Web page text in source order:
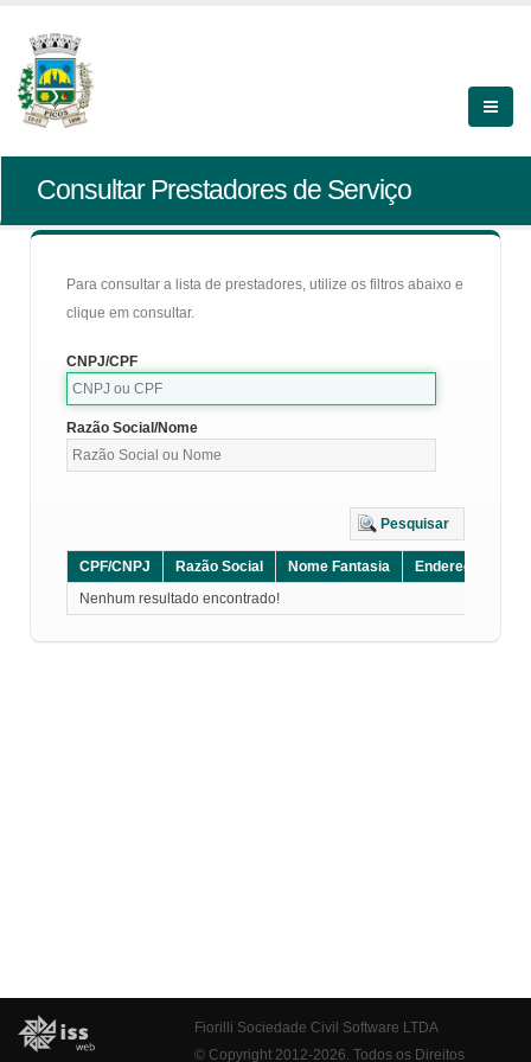
Consultar Prestadores de Serviço
Para consultar a lista de prestadores, utilize os filtros abaixo e
clique em consultar.
CNPJ/CPF
Razão Social/Nome
Pesquisar
CPF/CNPJ Razão Social Nome Fantasia Endereço
Nenhum resultado encontrado!
Fiorilli Sociedade Civil Software LTDA
© Copyright 2012-2026. Todos os Direitos